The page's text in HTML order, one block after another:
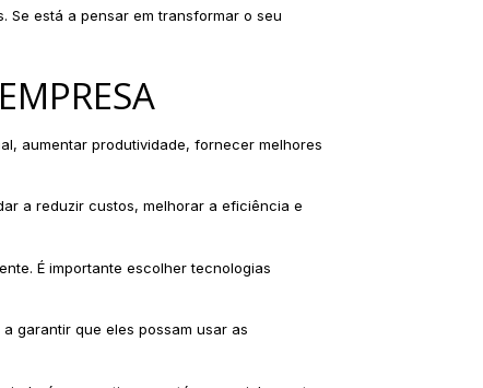
Se está a pensar em transformar o seu
aumentar produtividade, fornecer melhores
a reduzir custos, melhorar a eficiência e
É importante escolher tecnologias
garantir que eles possam usar as